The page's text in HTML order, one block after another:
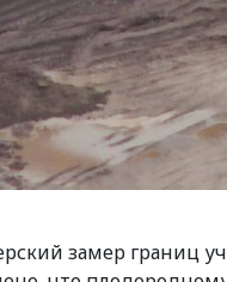
замер границ